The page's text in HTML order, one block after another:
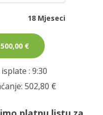
18 Mjeseci
500,00 €
isplate: 9:30
502,80 €